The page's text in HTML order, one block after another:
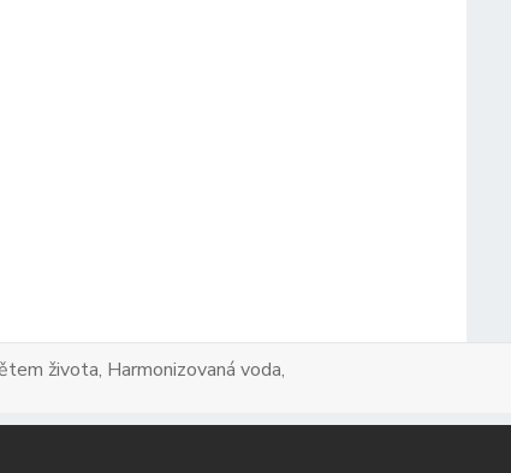
života, Harmonizovaná voda,